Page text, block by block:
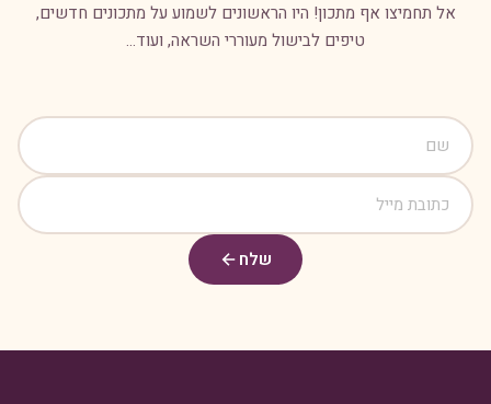
אל תחמיצו אף מתכון! היו הראשונים לשמוע על מתכונים חדשים,
טיפים לבישול מעוררי השראה, ועוד...
שלח